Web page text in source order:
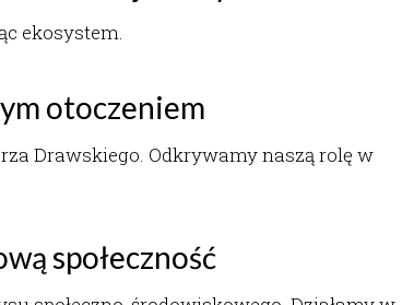
otoczeniem
społeczność
podobną wizję